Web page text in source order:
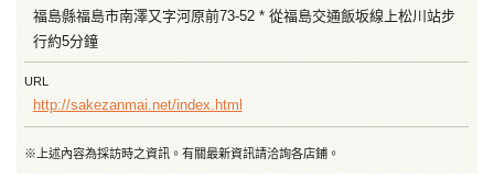
福島縣福島市南澤又字河原前73-52 * 從福島交通飯坂線上松川站步
行約5分鐘
URL
http://sakezanmai.net/index.html
※上述內容為採訪時之資訊。有關最新資訊請洽詢各店鋪。